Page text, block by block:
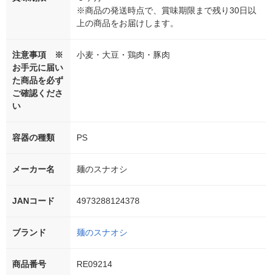
※商品の発送時点で、賞味期限まで残り30日以
上の商品をお届けします。
注意事項 ※
お手元に届い
た商品を必ず
ご確認くださ
い
小麦・大豆・鶏肉・豚肉
容器の種類 PS
メーカー名 麺のスナオシ
JANコード 4973288124378
ブランド 麺のスナオシ
商品番号 RE09214